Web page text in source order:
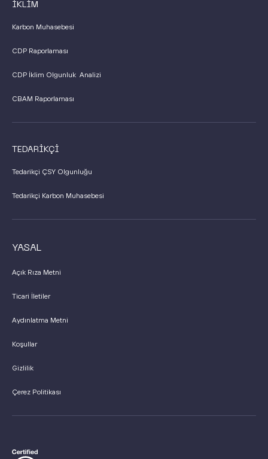
İKLİM
Karbon Muhasebesi
CDP Raporlaması
CDP İklim Olgunluk Analizi
CBAM Raporlaması
TEDARİKÇİ
Tedarikçi ÇSY Olgunluğu
Tedarikçi Karbon Muhasebesi
YASAL
Açık Rıza Metni
Ticari İletiler
Aydınlatma Metni
Koşullar
Gizlilik
Çerez Politikası